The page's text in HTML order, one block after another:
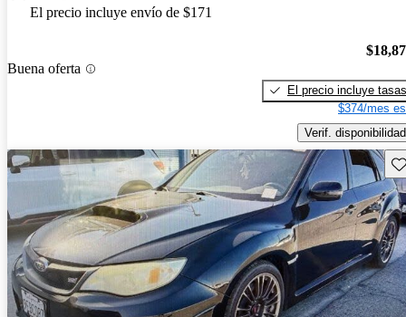
El precio incluye envío de $171
Buena oferta
El precio incluye tasas
$374/mes
Verif. disponibilidad